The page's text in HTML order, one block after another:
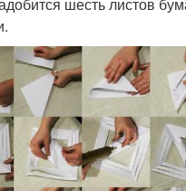
шесть листов